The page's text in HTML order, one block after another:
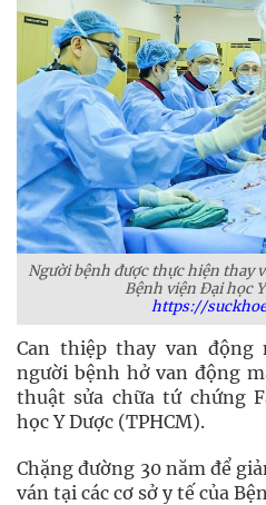
Người bệnh được thực hiện thay
Bệnh viện Đại học
https://
Can thiệp thay van động
người bệnh hở van động
thuật sửa chữa tứ chứng
học Y Dược (TPHCM).
Chặng đường 30 năm để
ván tại các cơ sở y tế của